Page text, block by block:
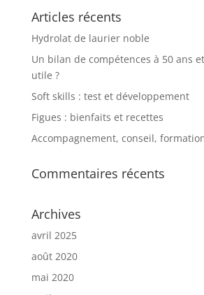
Articles récents
Hydrolat de laurier noble
Un bilan de compétences à 50 ans
utile ?
Soft skills : test et développement
Figues : bienfaits et recettes
Accompagnement, conseil,
Commentaires récents
Archives
avril 2025
août 2020
mai 2020